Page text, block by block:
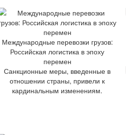
Международные перевозки грузов:
Российская логистика в эпоху
перемен
Санкционные меры, введенные в
отношении страны, привели к
кардинальным изменениям.